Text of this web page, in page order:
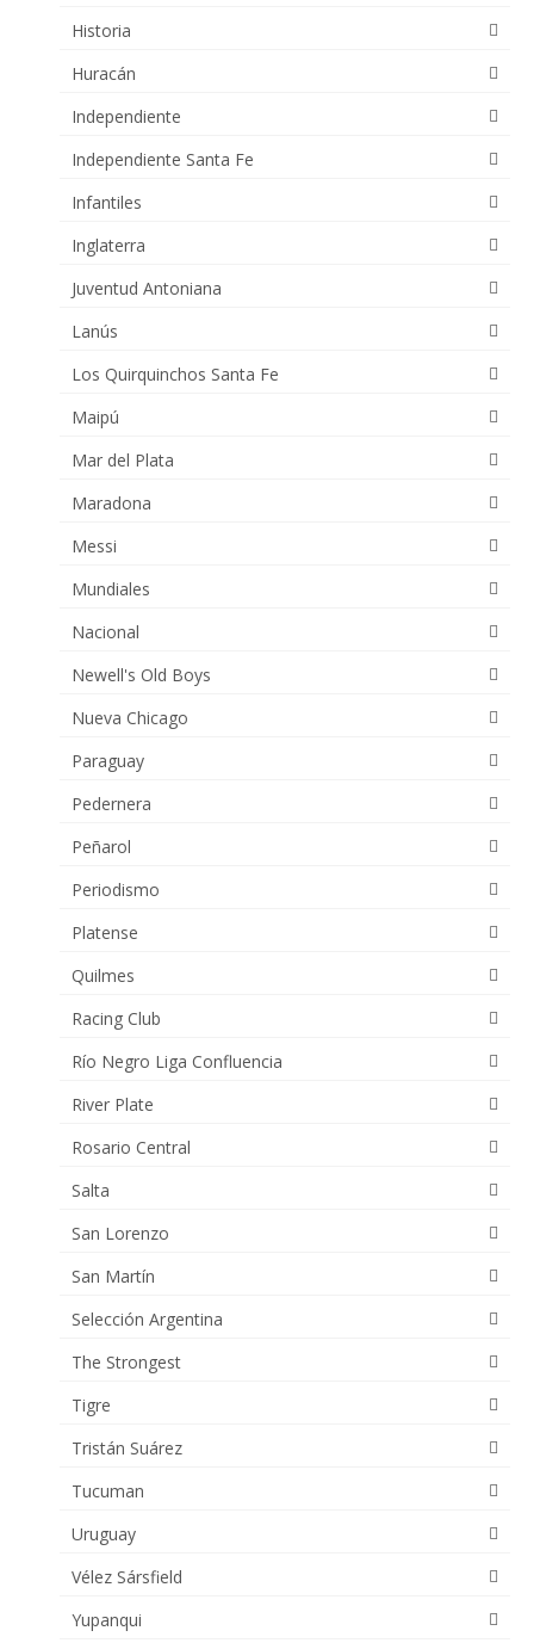
Historia
Huracán
Independiente
Independiente Santa Fe
Infantiles
Inglaterra
Juventud Antoniana
Lanús
Los Quirquinchos Santa Fe
Maipú
Mar del Plata
Maradona
Messi
Mundiales
Nacional
Newell's Old Boys
Nueva Chicago
Paraguay
Pedernera
Peñarol
Periodismo
Platense
Quilmes
Racing Club
Río Negro Liga Confluencia
River Plate
Rosario Central
Salta
San Lorenzo
San Martín
Selección Argentina
The Strongest
Tigre
Tristán Suárez
Tucuman
Uruguay
Vélez Sársfield
Yupanqui